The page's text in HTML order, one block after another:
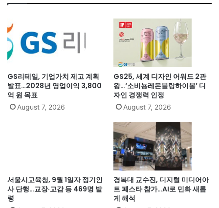
GS리테일, 기업가치 제고 계획
발표…2028년 영업이익 3,800
억 원 목표
August 7, 2026
GS25, 세계 디자인 어워드 2관
왕…‘소비뇽레몬블랑하이볼’ 디
자인 경쟁력 인정
August 7, 2026
서울시교육청, 9월 1일자 정기인
사 단행…교장·교감 등 469명 발
령
경복대 교수진, 디지털 미디어아
트 페스타 참가…AI로 민화 새롭
게 해석